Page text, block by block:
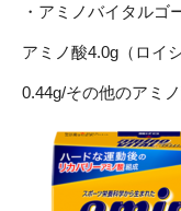
・アミノバイタルゴ
アミノ酸4.0g（ロイ
0.44g/その他のアミノ